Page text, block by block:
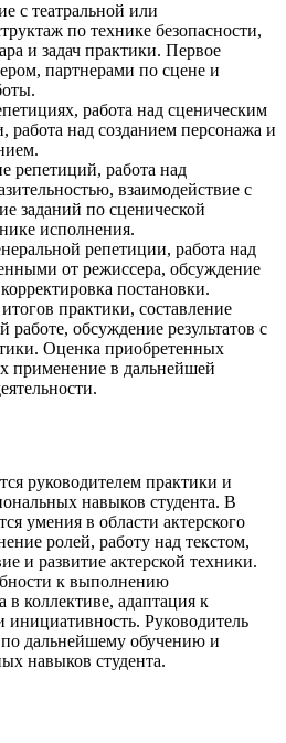
с театральной или
по технике безопасности,
и задач практики. Первое
партнерами по сцене и
работа над сценическим
работа над созданием персонажа и
репетиций, работа над
взаимодействие с
заданий по сценической
исполнения.
репетиции, работа над
от режиссера, обсуждение
постановки.
практики, составление
работе, обсуждение результатов с
Оценка приобретенных
применение в дальнейшей
руководителем практики и
навыков студента. В
умения в области актерского
ролей, работу над текстом,
и развитие актерской техники.
к выполнению
в коллективе, адаптация к
инициативность. Руководитель
дальнейшему обучению и
навыков студента.